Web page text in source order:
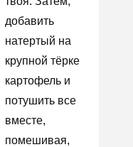
добавить
натертый на
крупной тёрке
картофель и
потушить все
вместе,
помешивая,